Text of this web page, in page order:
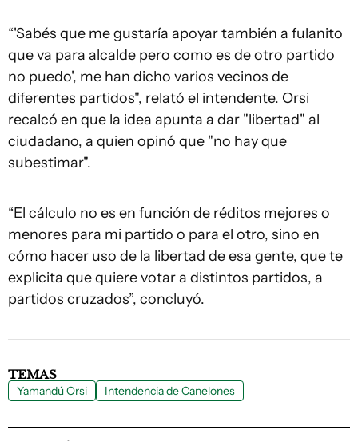
“'Sabés que me gustaría apoyar también a fulanito
que va para alcalde pero como es de otro partido
no puedo', me han dicho varios vecinos de
diferentes partidos", relató el intendente. Orsi
recalcó en que la idea apunta a dar "libertad" al
ciudadano, a quien opinó que "no hay que
subestimar".
“El cálculo no es en función de réditos mejores o
menores para mi partido o para el otro, sino en
cómo hacer uso de la libertad de esa gente, que te
explicita que quiere votar a distintos partidos, a
partidos cruzados”, concluyó.
TEMAS
Yamandú Orsi Intendencia de Canelones